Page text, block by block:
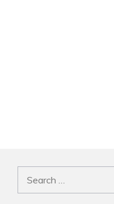
Search
for: